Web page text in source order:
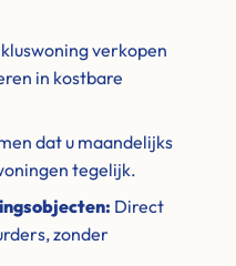
verkopen
in kostbare
dat u maandelijks
tegelijk.
Direct
zonder